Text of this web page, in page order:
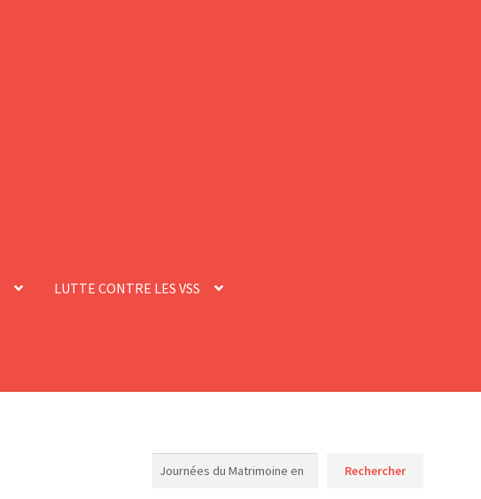
LUTTE CONTRE LES VSS
Rechercher Rechercher